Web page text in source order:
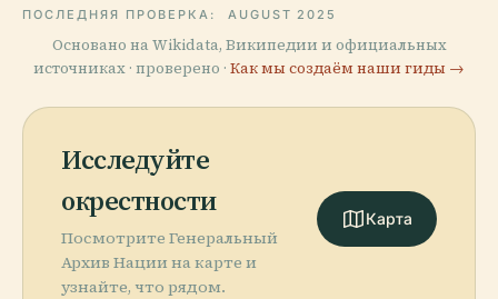
ПОСЛЕДНЯЯ ПРОВЕРКА: AUGUST 2025
Основано на Wikidata, Википедии и официальных
источниках · проверено · Как мы создаём наши гиды →
Исследуйте
окрестности
Посмотрите Генеральный
Архив Нации на карте и
узнайте, что рядом.
Карта